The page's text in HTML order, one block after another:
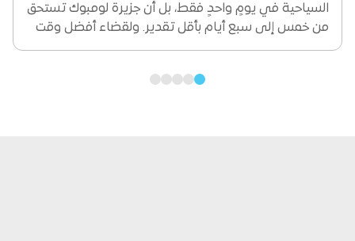
السياحية في يومٍ واحدٍ فقط، بل أن جزيرة لومبوك تستحق
من خمس إلى سبع أيام بأقل تقدير. ولقضاء أفضل وقت
في لومبوك نقدم لك أشهر فنادق لومبوك ومميزاتها